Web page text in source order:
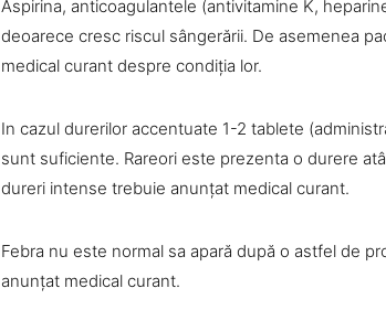
Aspirina, anticoagulantele (antivitamine K,
deoarece cresc riscul sângerării. De asemenea
medical curant despre condiţia lor.
In cazul durerilor accentuate 1-2 tablete
sunt suficiente. Rareori este prezenta o durere
dureri intense trebuie anunţat medical curant.
Febra nu este normal sa apară după o astfel de
anunţat medical curant.